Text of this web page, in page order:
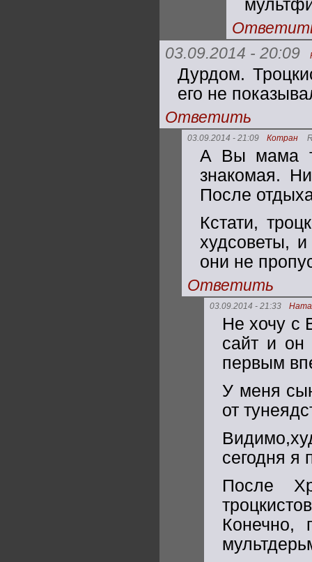
03.09.2014 - 20:09
Дурдом.
его не
Ответить
03.09.2014 - 21:09 Котран
А Вы мама
знакомая.
После
Кстати,
худсоветы,
они не
Ответить
03.09.2014 - 21:33
Не хочу с
сайт и
первым
У меня
от
сегодня я
После
Конечно,